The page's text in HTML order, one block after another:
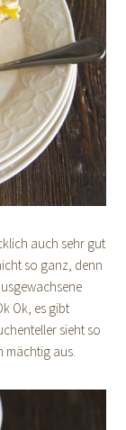
auch sehr gut
so ganz, denn
Ok, es gibt
sieht so
mächtig aus.